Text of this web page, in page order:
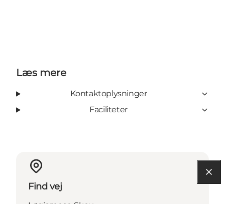
Læs mere
Kontaktoplysninger
Faciliteter
Find vej